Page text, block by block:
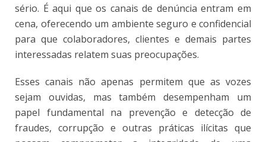
sério. É aqui que os canais de denúncia entram em
cena, oferecendo um ambiente seguro e confidencial
para que colaboradores, clientes e demais partes
interessadas relatem suas preocupações.
Esses canais não apenas permitem que as vozes
sejam ouvidas, mas também desempenham um
papel fundamental na prevenção e detecção de
fraudes, corrupção e outras práticas ilícitas que